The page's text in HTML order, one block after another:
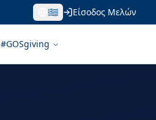
🇬🇷 Είσοδος Μελών
#GOSgiving